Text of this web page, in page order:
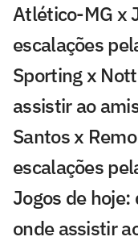
Atlético-MG x
escalações
Sporting x
assistir ao
Santos x
escalações
Jogos de
onde assistir